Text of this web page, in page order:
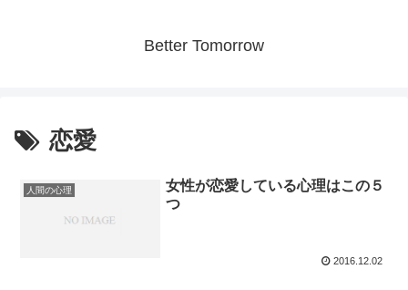
Better Tomorrow
恋愛
人間の心理
女性が恋愛している心理はこの５
つ
2016.12.02